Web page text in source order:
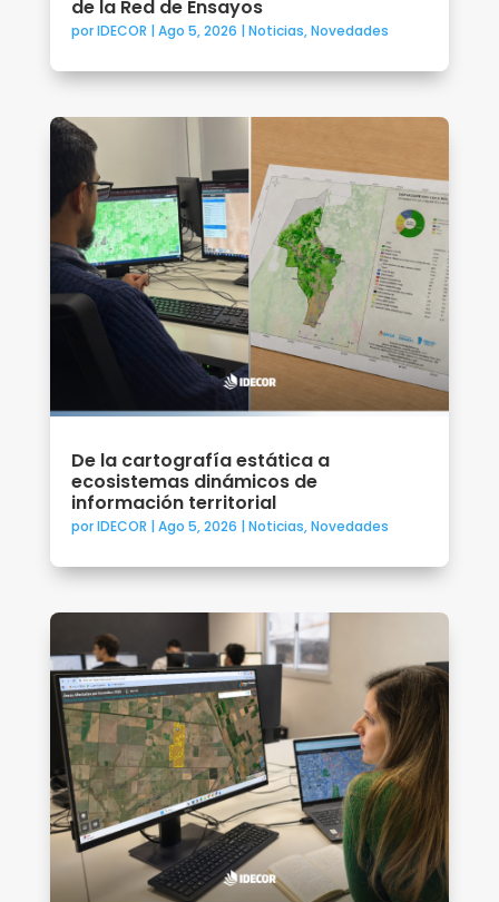
de la Red de Ensayos
porIDECOR | Ago 5, 2026 | Noticias,Novedades
De la cartografía estática a
ecosistemas dinámicos de
información territorial
porIDECOR | Ago 5, 2026 | Noticias,Novedades